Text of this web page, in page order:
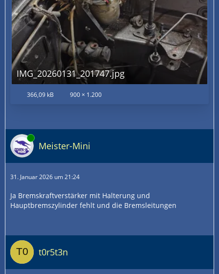
IMG_20260131_201747.jpg
366,09 kB 900 × 1.200
Online
Meister-Mini
31. Januar 2026 um 21:24
Ja Bremskraftverstärker mit Halterung und
Hauptbremszylinder fehlt und die Bremsleitungen
t0r5t3n